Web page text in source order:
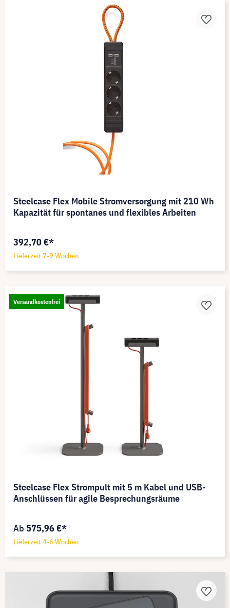
Steelcase Flex Mobile Stromversorgung mit 210 Wh
Kapazität für spontanes und flexibles Arbeiten
392,70 €*
Lieferzeit 7-9 Wochen
Versandkostenfrei
Steelcase Flex Strompult mit 5 m Kabel und USB-
Anschlüssen für agile Besprechungsräume
Ab 575,96 €*
Lieferzeit 4-6 Wochen